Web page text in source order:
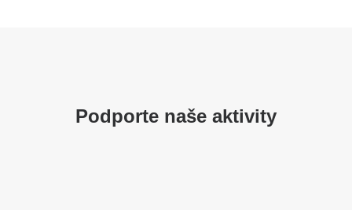
Podporte naše aktivity